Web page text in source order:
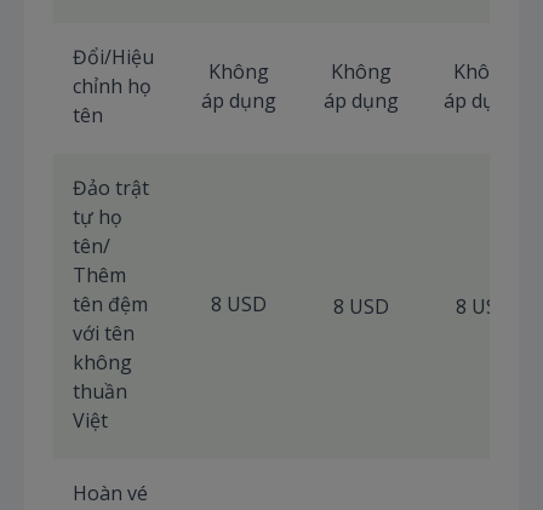
Đổi/Hiệu
chỉnh họ
tên
Không
áp dụng
Không
áp dụng
Không
áp dụng
Đảo trật
tự họ
tên/
Thêm
tên đệm
với tên
không
thuần
Việt
8 USD 8 USD 8 USD
Hoàn vé